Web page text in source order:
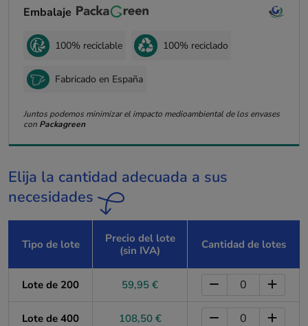
Embalaje
100% reciclable 100% reciclado
Fabricado en España
Juntos podemos minimizar el impacto medioambiental de los envases
con Packagreen
Elija la cantidad adecuada a sus
necesidades
Tipo de lote
Precio del lote
(sin IVA)
Cantidad de lotes
Lote de 200 59,95 €
Lote de 400 108,50 €